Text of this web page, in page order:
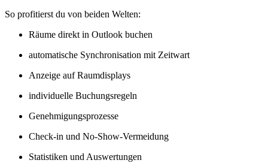
So profitierst du von beiden Welten:
Räume direkt in Outlook buchen
automatische Synchronisation mitZeitwart
Anzeige auf Raumdisplays
individuelle Buchungsregeln
Genehmigungsprozesse
Check-in und No-Show-Vermeidung
Statistiken und Auswertungen